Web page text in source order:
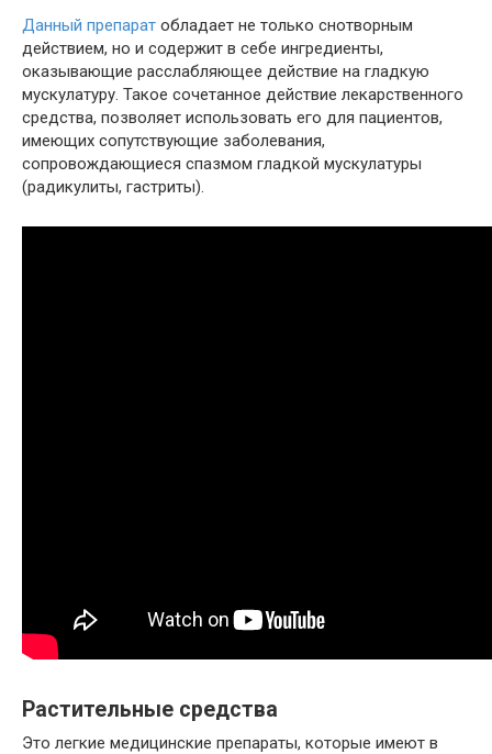
Данный препарат обладает не только снотворным
действием, но и содержит в себе ингредиенты,
оказывающие расслабляющее действие на гладкую
мускулатуру. Такое сочетанное действие лекарственного
средства, позволяет использовать его для пациентов,
имеющих сопутствующие заболевания,
сопровождающиеся спазмом гладкой мускулатуры
(радикулиты, гастриты).
Растительные средства
Это легкие медицинские препараты, которые имеют в